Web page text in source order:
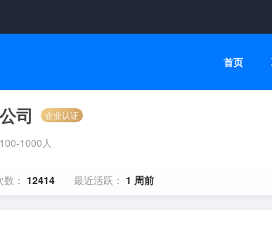
首页
司 企业认证
100-1000人
： 12414 最近活跃： 1 周前